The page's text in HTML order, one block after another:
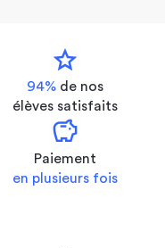
star
94% de nos
élèves satisfaits
savings
Paiement
en plusieurs fois